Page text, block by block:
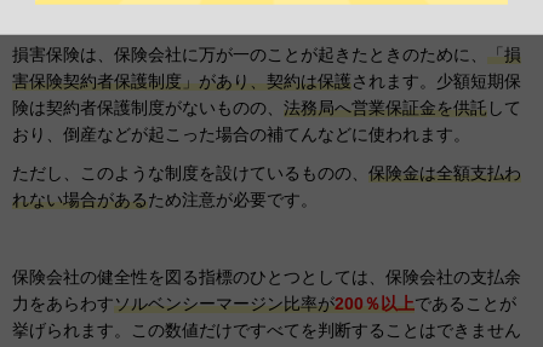
損害保険は、保険会社に万が一のことが起きたときのために、 「損
害保険契約者保護制度」があり、契約は保護されます。少額短期保
険は契約者保護制度がないものの、 法務局へ営業保証金を供託して
おり、倒産などが起こった場合の補てんなどに使われます。
ただし、このような制度を設けているものの、 保険金は全額支払わ
れない場合があるため注意が必要です。
保険会社の健全性を図る指標のひとつとしては、保険会社の支払余
力をあらわすソルベンシーマージン比率が200％以上であることが
挙げられます。この数値だけですべてを判断することはできません